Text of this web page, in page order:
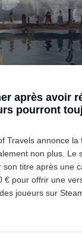
après avoir
pourront
Travels annonce la
non plus. Le
son titre après une
€ pour offrir une
joueurs sur